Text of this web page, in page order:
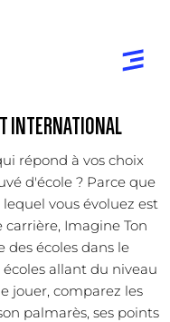
INTERNATIONAL
répond à vos choix
d'école ? Parce que
vous évoluez est
Imagine Ton
des écoles dans le
allant du niveau
jouer, comparez les
palmarès, ses points